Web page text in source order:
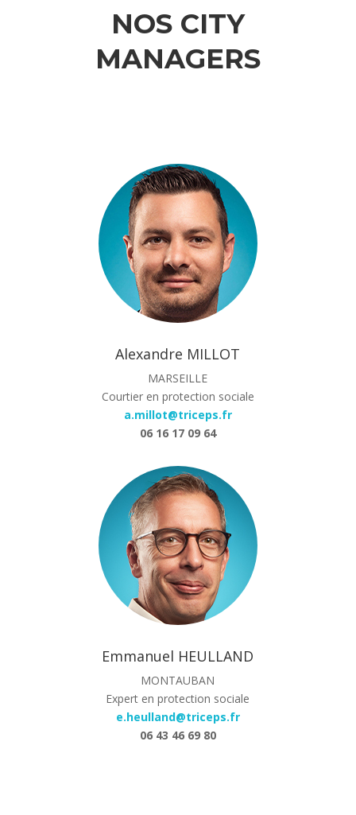
NOS CITY
MANAGERS
Alexandre MILLOT
MARSEILLE
Courtier en protection sociale
a.millot@triceps.fr
06 16 17 09 64
Emmanuel HEULLAND
MONTAUBAN
Expert en protection sociale
e.heulland@triceps.fr
06 43 46 69 80